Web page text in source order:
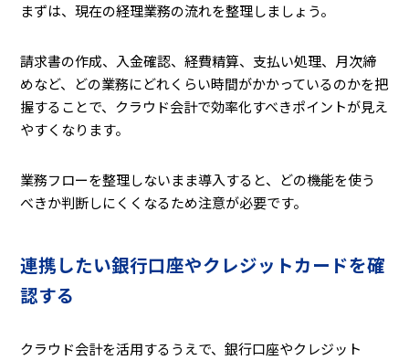
まずは、現在の経理業務の流れを整理しましょう。
請求書の作成、入金確認、経費精算、支払い処理、月次締
めなど、どの業務にどれくらい時間がかかっているのかを把
握することで、クラウド会計で効率化すべきポイントが見え
やすくなります。
業務フローを整理しないまま導入すると、どの機能を使う
べきか判断しにくくなるため注意が必要です。
連携したい銀行口座やクレジットカードを確
認する
クラウド会計を活用するうえで、銀行口座やクレジット